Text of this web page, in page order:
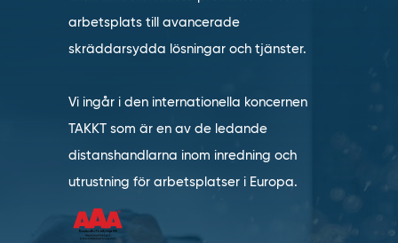
arbetsplats till avancerade
skräddarsydda lösningar och tjänster.
Vi ingår i den internationella koncernen
TAKKT som är en av de ledande
distanshandlarna inom inredning och
utrustning för arbetsplatser i Europa.